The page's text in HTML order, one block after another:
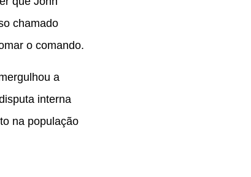
chamado
o comando.
a
interna
na população